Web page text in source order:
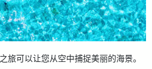
旅可以让您从空中捕捉美丽的海景。